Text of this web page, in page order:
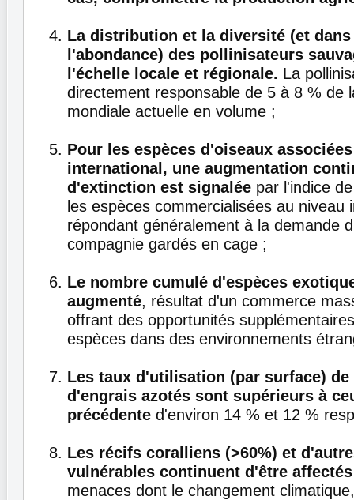
La distribution et la diversité (et
l'abondance) des pollinisateurs
l'échelle locale et régionale. La
directement responsable de 5 à 8 % de
mondiale actuelle en volume ;
Pour les espèces d'oiseaux
international, une augmentation
d'extinction est signalée par l'indice
les espèces commercialisées au niveau
répondant généralement à la demande
compagnie gardés en cage ;
Le nombre cumulé d'espèces
augmenté, résultat d'un commerce
offrant des opportunités
espèces dans des environnements
Les taux d'utilisation (par surface)
d'engrais azotés sont supérieurs à
précédente d'environ 14 % et 12 %
Les récifs coralliens (>60%) et
vulnérables continuent d'être affectés
menaces dont le changement